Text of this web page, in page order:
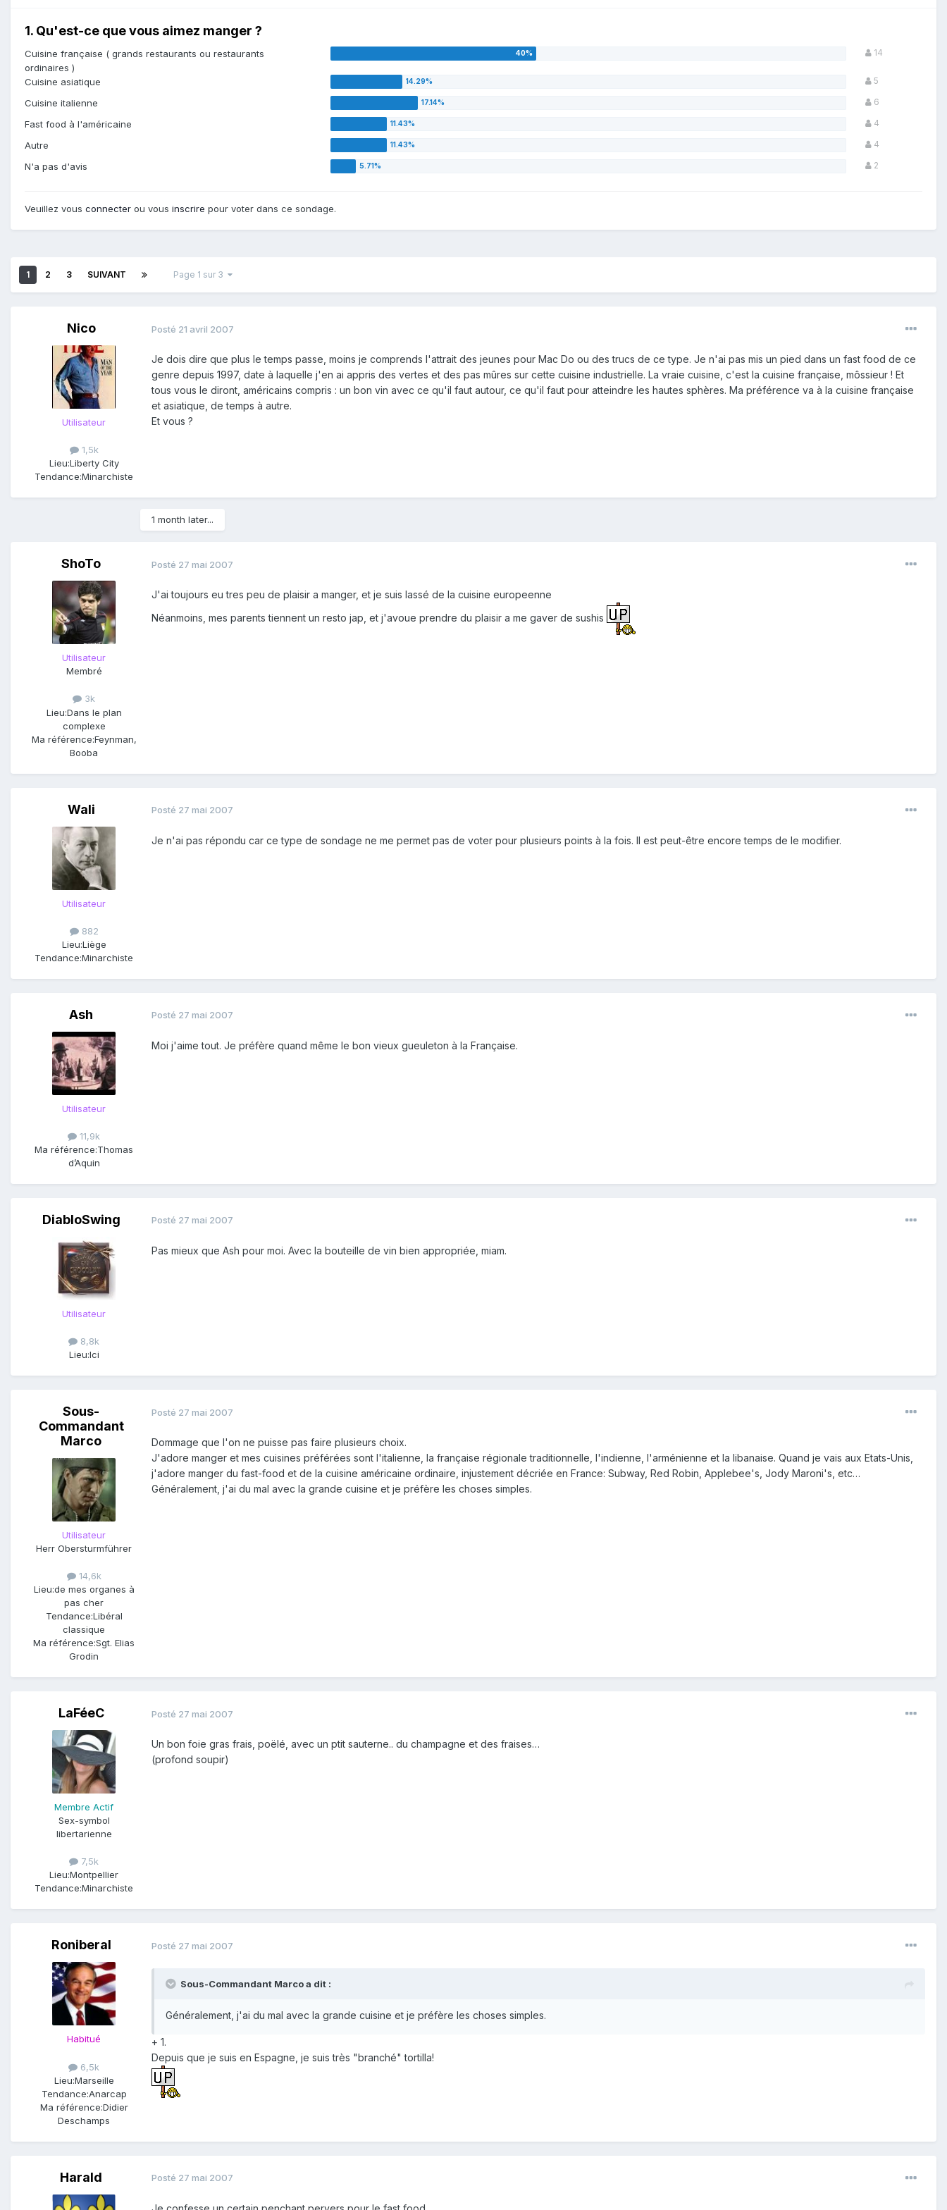
1. Qu'est-ce que vous aimez manger ?
Cuisine française ( grands restaurants ou restaurants
ordinaires )
14
Cuisine asiatique 5
Cuisine italienne 6
Fast food à l'américaine 4
Autre 4
N'a pas d'avis 2
Veuillez vous connecter ou vous inscrire pour voter dans ce sondage.
1 2 3 SUIVANT Page 1 sur 3
Nico
Utilisateur
1,5k
Lieu:Liberty City
Tendance:Minarchiste
Posté 21 avril 2007
Je dois dire que plus le temps passe, moins je comprends l'attrait des jeunes pour Mac Do ou des trucs de ce type. Je n'ai pas mis un pied dans un fast food de ce
genre depuis 1997, date à laquelle j'en ai appris des vertes et des pas mûres sur cette cuisine industrielle. La vraie cuisine, c'est la cuisine française, môssieur ! Et
tous vous le diront, américains compris : un bon vin avec ce qu'il faut autour, ce qu'il faut pour atteindre les hautes sphères. Ma préférence va à la cuisine française
et asiatique, de temps à autre.
Et vous ?
1 month later...
ShoTo
Utilisateur
Membré
3k
Lieu:Dans le plan
complexe
Ma référence:Feynman,
Booba
Posté 27 mai 2007
J'ai toujours eu tres peu de plaisir a manger, et je suis lassé de la cuisine europeenne
Néanmoins, mes parents tiennent un resto jap, et j'avoue prendre du plaisir a me gaver de sushis
Wali
Utilisateur
882
Lieu:Liège
Tendance:Minarchiste
Posté 27 mai 2007
Je n'ai pas répondu car ce type de sondage ne me permet pas de voter pour plusieurs points à la fois. Il est peut-être encore temps de le modifier.
Ash
Utilisateur
11,9k
Ma référence:Thomas
d’Aquin
Posté 27 mai 2007
Moi j'aime tout. Je préfère quand même le bon vieux gueuleton à la Française.
DiabloSwing
Utilisateur
8,8k
Lieu:Ici
Posté 27 mai 2007
Pas mieux que Ash pour moi. Avec la bouteille de vin bien appropriée, miam.
Sous-
Commandant
Marco
Utilisateur
Herr Obersturmführer
14,6k
Lieu:de mes organes à
pas cher
Tendance:Libéral
classique
Ma référence:Sgt. Elias
Grodin
Posté 27 mai 2007
Dommage que l'on ne puisse pas faire plusieurs choix.
J'adore manger et mes cuisines préférées sont l'italienne, la française régionale traditionnelle, l'indienne, l'arménienne et la libanaise. Quand je vais aux Etats-Unis,
j'adore manger du fast-food et de la cuisine américaine ordinaire, injustement décriée en France: Subway, Red Robin, Applebee's, Jody Maroni's, etc…
Généralement, j'ai du mal avec la grande cuisine et je préfère les choses simples.
LaFéeC
Membre Actif
Sex-symbol
libertarienne
7,5k
Lieu:Montpellier
Tendance:Minarchiste
Posté 27 mai 2007
Un bon foie gras frais, poëlé, avec un ptit sauterne.. du champagne et des fraises…
(profond soupir)
Roniberal
Habitué
6,5k
Lieu:Marseille
Tendance:Anarcap
Ma référence:Didier
Deschamps
Posté 27 mai 2007
Sous-Commandant Marco a dit :
Généralement, j'ai du mal avec la grande cuisine et je préfère les choses simples.
+ 1.
Depuis que je suis en Espagne, je suis très "branché" tortilla!
Harald Posté 27 mai 2007